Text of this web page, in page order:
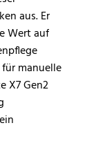
aus. Er
Wert auf
manuelle
X7 Gen2